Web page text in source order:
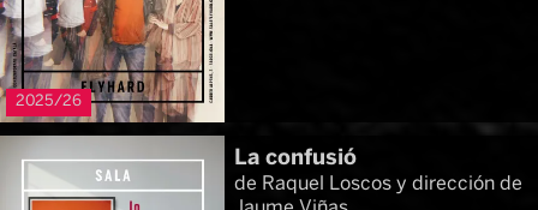
2025/26
La confusió
de Raquel Loscos y dirección de